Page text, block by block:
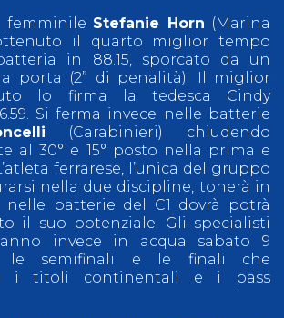
femminile Stefanie Horn (Marina
il quarto miglior tempo
in 88.15, sporcato da un
porta (2” di penalità). Il miglior
lo firma la tedesca Cindy
Si ferma invece nelle batterie
(Carabinieri) chiudendo
al 30° e 15° posto nella prima e
ferrarese, l’unica del gruppo
nella due discipline, tonerà in
nelle batterie del C1 dovrà potrà
il suo potenziale. Gli specialisti
invece in acqua sabato 9
le semifinali e le finali che
i titoli continentali e i pass